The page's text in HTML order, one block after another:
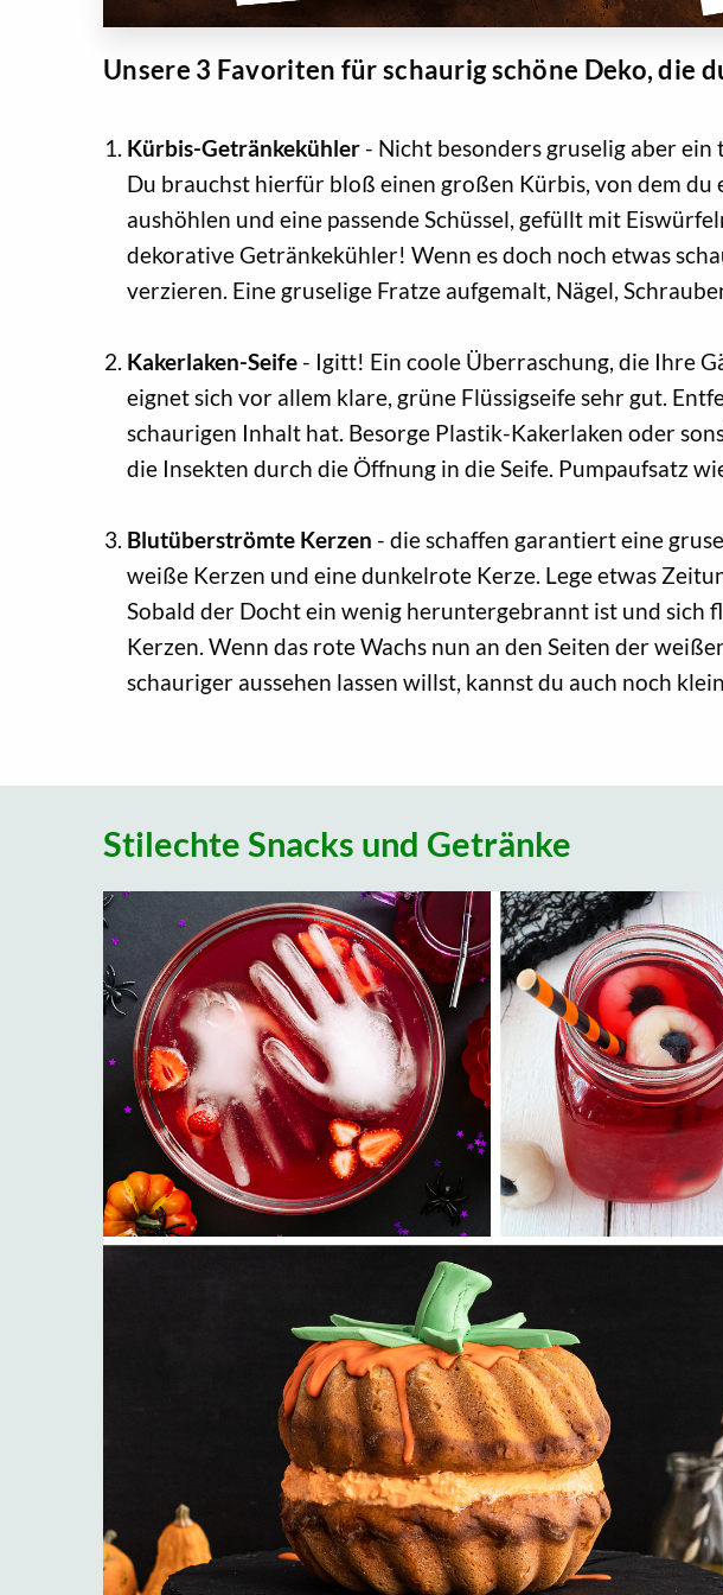
Unsere 3 Favoriten für schaurig schöne Deko, die
Kürbis-Getränkekühler - Nicht besonders gruselig aber
Du brauchst hierfür bloß einen großen Kürbis, von dem
aushöhlen und eine passende Schüssel, gefüllt mit
dekorative Getränkekühler! Wenn es doch noch etwas
verzieren. Eine gruselige Fratze aufgemalt, Nägel,
Kakerlaken-Seife - Igitt! Ein coole Überraschung, die Ihre
eignet sich vor allem klare, grüne Flüssigseife sehr gut.
schaurigen Inhalt hat. Besorge Plastik-Kakerlaken oder
die Insekten durch die Öffnung in die Seife. Pumpaufsatz
Blutüberströmte Kerzen - die schaffen garantiert eine
weiße Kerzen und eine dunkelrote Kerze. Lege etwas
Sobald der Docht ein wenig heruntergebrannt ist und sich
Kerzen. Wenn das rote Wachs nun an den Seiten der
schauriger aussehen lassen willst, kannst du auch noch
Stilechte Snacks und Getränke